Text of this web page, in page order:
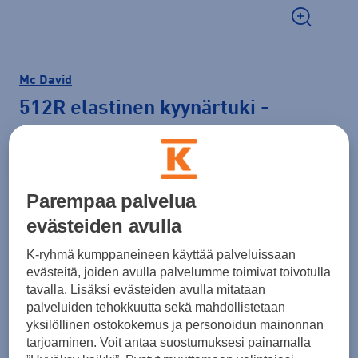
Mc David
512R elastinen kyynärtuki -
Väri Musta
Koko
S M L XL
Parempaa palvelua
evästeiden avulla
K-ryhmä kumppaneineen käyttää palveluissaan
evästeitä, joiden avulla palvelumme toimivat toivotulla
tavalla. Lisäksi evästeiden avulla mitataan
palveluiden tehokkuutta sekä mahdollistetaan
yksilöllinen ostokokemus ja personoidun mainonnan
tarjoaminen. Voit antaa suostumuksesi painamalla